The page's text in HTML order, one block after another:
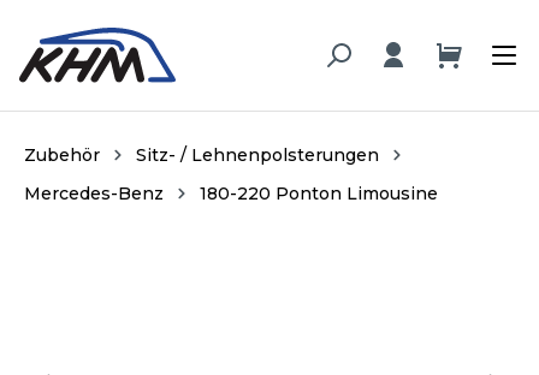
springen
Zubehör
Sitz- / Lehnenpolsterungen
Mercedes-Benz
180-220 Ponton Limousine